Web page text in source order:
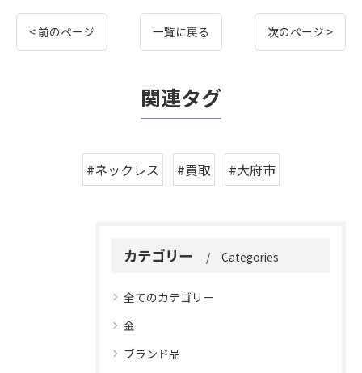
< 前のページ 一覧に戻る 次のページ >
関連タグ
#ネックレス #買取 #大府市
カテゴリー Categories
全てのカテゴリー
金
ブランド品